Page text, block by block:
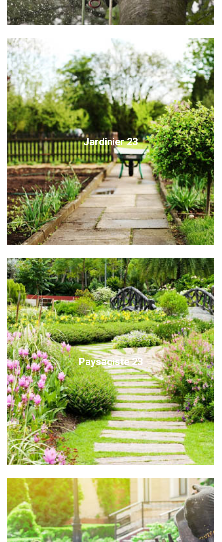
Jardinier 23
Paysagiste 23